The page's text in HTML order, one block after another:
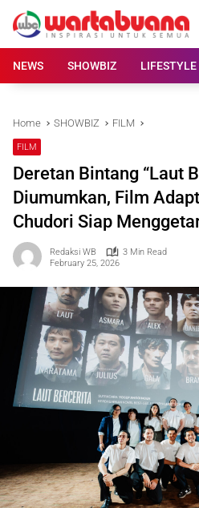
content
NEWS
SHOWBIZ LIFESTYLE
Home SHOWBIZ FILM
FILM
Deretan Bintang “Laut
Diumumkan, Film
Chudori Siap
Redaksi WB
3 Min Read
February 25, 2026